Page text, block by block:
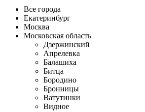
Все города
Екатеринбург
Москва
Московская область
Дзержинский
Апрелевка
Балашиха
Битца
Бородино
Бронницы
Ватутинки
Видное